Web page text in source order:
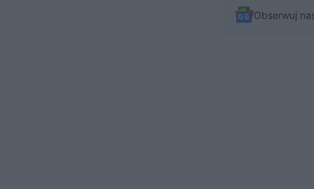
Obserwuj